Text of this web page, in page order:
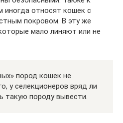
иногда относят кошек с
покровом. В эту же
мало линяют или не
пород кошек не
у селекционеров вряд ли
такую породу вывести.